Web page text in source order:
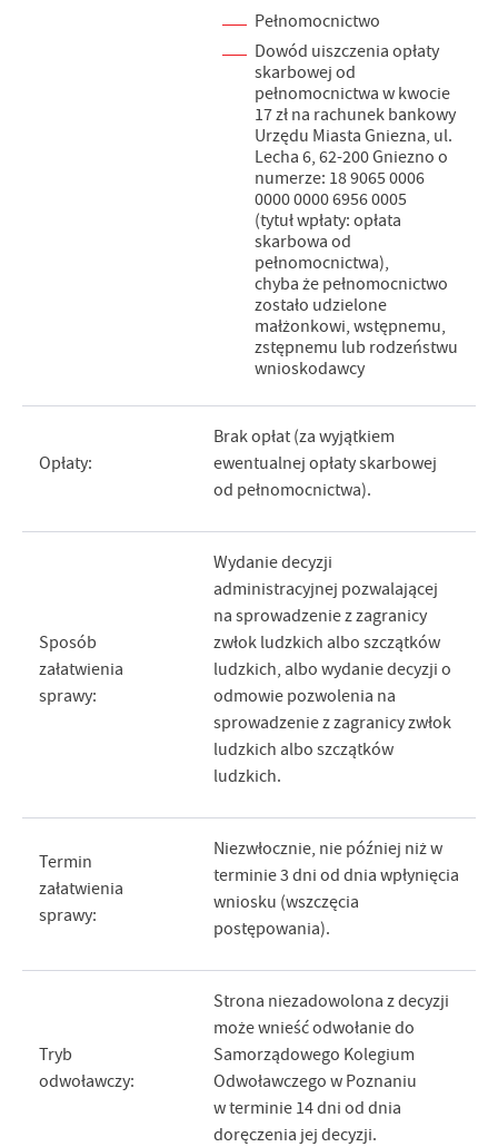
Pełnomocnictwo
Dowód uiszczenia opłaty
skarbowej od
pełnomocnictwa w kwocie
17 zł na rachunek bankowy
Urzędu Miasta Gniezna, ul.
Lecha 6, 62-200 Gniezno o
numerze: 18 9065 0006
0000 0000 6956 0005
(tytuł wpłaty: opłata
skarbowa od
pełnomocnictwa),
chyba że pełnomocnictwo
zostało udzielone
małżonkowi, wstępnemu,
zstępnemu lub rodzeństwu
wnioskodawcy
Opłaty:
Brak opłat (za wyjątkiem
ewentualnej opłaty skarbowej
od pełnomocnictwa).
Sposób
załatwienia
sprawy:
Wydanie decyzji
administracyjnej pozwalającej
na sprowadzenie z zagranicy
zwłok ludzkich albo szczątków
ludzkich, albo wydanie decyzji o
odmowie pozwolenia na
sprowadzenie z zagranicy zwłok
ludzkich albo szczątków
ludzkich.
Termin
załatwienia
sprawy:
Niezwłocznie, nie później niż w
terminie 3 dni od dnia wpłynięcia
wniosku (wszczęcia
postępowania).
Tryb
odwoławczy:
Strona niezadowolona z decyzji
może wnieść odwołanie do
Samorządowego Kolegium
Odwoławczego w Poznaniu
w terminie 14 dni od dnia
doręczenia jej decyzji.